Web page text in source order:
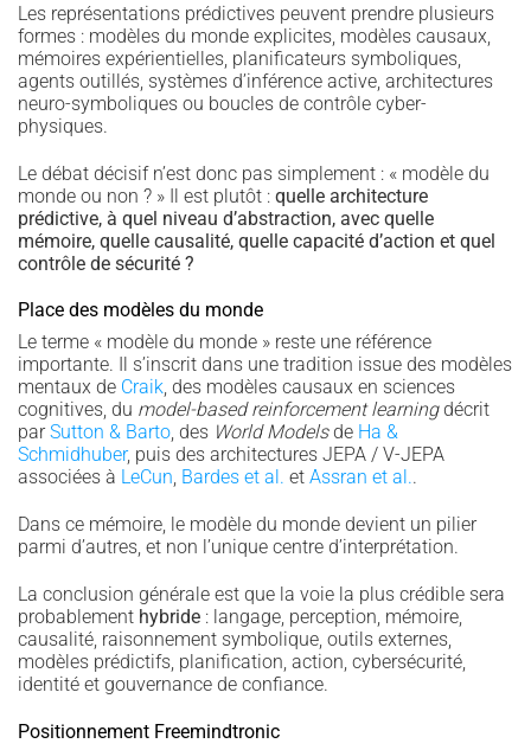
Les représentations prédictives peuvent prendre plusieurs
formes : modèles du monde explicites, modèles causaux,
mémoires expérientielles, planificateurs symboliques,
agents outillés, systèmes d’inférence active, architectures
neuro-symboliques ou boucles de contrôle cyber-
physiques.
Le débat décisif n’est donc pas simplement : « modèle du
monde ou non ? » Il est plutôt : quelle architecture
prédictive, à quel niveau d’abstraction, avec quelle
mémoire, quelle causalité, quelle capacité d’action et quel
contrôle de sécurité ?
Place des modèles du monde
Le terme « modèle du monde » reste une référence
importante. Il s’inscrit dans une tradition issue des modèles
mentaux de Craik, des modèles causaux en sciences
cognitives, du model-based reinforcement learningdécrit
parSutton & Barto, des World Modelsde Ha &
Schmidhuber, puis des architectures JEPA / V-JEPA
associées à LeCun, Bardes et al. et Assran et al..
Dans ce mémoire, le modèle du monde devient un pilier
parmi d’autres, et non l’unique centre d’interprétation.
La conclusion générale est que la voie la plus crédible sera
probablement hybride : langage, perception, mémoire,
causalité, raisonnement symbolique, outils externes,
modèles prédictifs, planification, action, cybersécurité,
identité et gouvernance de confiance.
Positionnement Freemindtronic